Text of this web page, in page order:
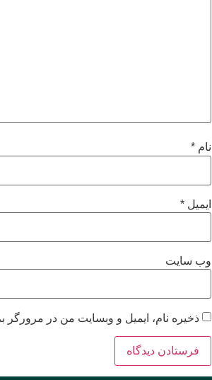
نام *
ایمیل *
وب‌ سایت
ذخیره نام، ایمیل و وبسایت من در مرورگر